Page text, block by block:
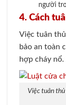
người
4. Cách
Việc tuân
bảo an toàn
hợp cháy nổ.
Việc tuân